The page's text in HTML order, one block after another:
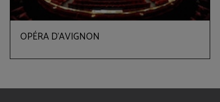
OPÉRA D'AVIGNON